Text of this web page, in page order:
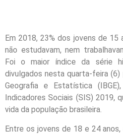
Em 2018, 23% dos jovens de
não estudavam, nem
Foi o maior índice da série
divulgados nesta quarta-feira
Geografia e Estatística
Indicadores Sociais (SIS) 2019,
vida da população brasileira.
Entre os jovens de 18 e 24